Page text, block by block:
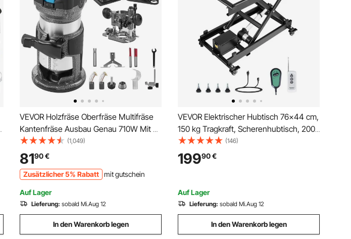
VEVOR Holzfräse Oberfräse Multifräse
Kantenfräse Ausbau Genau 710W Mit 4
Basen
(1,049)
8190€
Zusätzlicher 5% Rabatt mit gutschein
Auf Lager
Lieferung: sobald Mi.Aug 12
In den Warenkorb legen
VEVOR Elektrischer Hubtisch 76x44 cm,
150 kg Tragkraft, Scherenhubtisch, 200
bis 710 mm höhenverstellbare
Hebebühne, Couchtischlift mit 4
Rädern, für Materialhandhabung und
(146)
19990€
Auf Lager
Lieferung: sobald Mi.Aug 12
In den Warenkorb legen